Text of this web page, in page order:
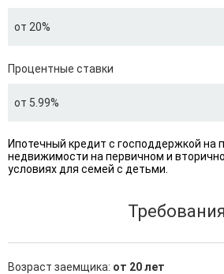
от 20%
Процентные ставки
от 5.99%
Ипотечный кредит с господдержкой на
недвижимости на первичном и
условиях для семей с детьми.
Требования
Возраст заемщика: от 20 лет